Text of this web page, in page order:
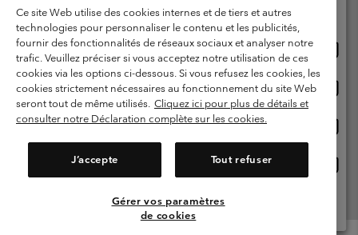
Gebruiksvoorwaarden
Verkoopvoorwaarden
Garantie
Privacybeleid
Gebruiksvoorwaarden voor lidmaatschap
Voorwaarden voor door gebruikers gegenereerde inhoud
Impressum
Cookies
Ce site Web utilise des cookies internes et de tiers et autres
technologies pour personnaliser le contenu et les publicités,
fournir des fonctionnalités de réseaux sociaux et analyser notre
trafic. Veuillez préciser si vous acceptez notre utilisation de ces
cookies via les options ci-dessous. Si vous refusez les cookies, les
cookies strictement nécessaires au fonctionnement du site Web
seront tout de même utilisés. Cliquez ici pour plus de détails et
consulter notre Déclaration complète sur les cookies.
J’accepte Tout refuser
Gérer vos paramètres
de cookies
Online shoppen beschikbaar
United States
Belgium-English
Belgium-Français
Belgium-Dutch
Alle Locaties Bekijken